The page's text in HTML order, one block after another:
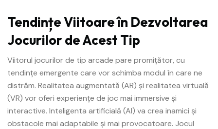
Tendințe Viitoare în Dezvoltarea
Jocurilor de Acest Tip
Viitorul jocurilor de tip arcade pare promițător, cu
tendințe emergente care vor schimba modul în care ne
distrăm. Realitatea augmentată (AR) și realitatea virtuală
(VR) vor oferi experiențe de joc mai immersive și
interactive. Inteligenta artificială (AI) va crea inamici și
obstacole mai adaptabile și mai provocatoare. Jocul